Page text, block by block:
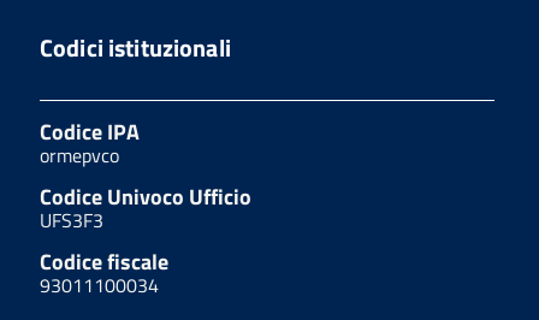
Codici istituzionali
Codice IPA
ormepvco
Codice Univoco Ufficio
UFS3F3
Codice fiscale
93011100034